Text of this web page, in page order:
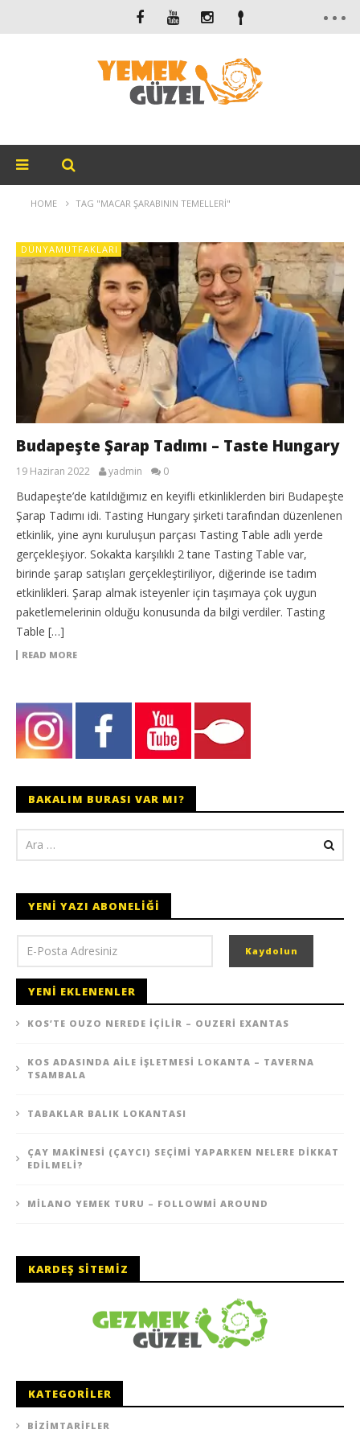
HOME TAG "MACAR ŞARABININ TEMELLERI"
DÜNYAMUTFAKLARI
Budapeşte Şarap Tadımı – Taste Hungary
19 Haziran 2022 yadmin 0
Budapeşte’de katıldığımız en keyifli etkinliklerden biri Budapeşte
Şarap Tadımı idi. Tasting Hungary şirketi tarafından düzenlenen
etkinlik, yine aynı kuruluşun parçası Tasting Table adlı yerde
gerçekleşiyor. Sokakta karşılıklı 2 tane Tasting Table var,
birinde şarap satışları gerçekleştiriliyor, diğerinde ise tadım
etkinlikleri. Şarap almak isteyenler için taşımaya çok uygun
paketlemelerinin olduğu konusunda da bilgi verdiler. Tasting
Table […]
READ MORE
BAKALIM BURASI VAR MI?
YENI YAZI ABONELIĞI
YENI EKLENENLER
KOS’TE OUZO NEREDE İÇILIR – OUZERI EXANTAS
KOS ADASINDA AILE İŞLETMESI LOKANTA – TAVERNA
TSAMBALA
TABAKLAR BALIK LOKANTASI
ÇAY MAKINESI (ÇAYCI) SEÇIMI YAPARKEN NELERE DIKKAT
EDILMELI?
MILANO YEMEK TURU – FOLLOWMI AROUND
KARDEŞ SITEMIZ
KATEGORILER
BIZIMTARIFLER